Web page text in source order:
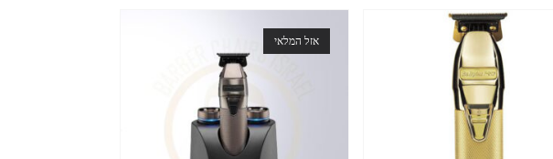
סוגים.
ניתן
לבחור
את
האפשרויות
בעמוד
המוצר
אזל המלאי